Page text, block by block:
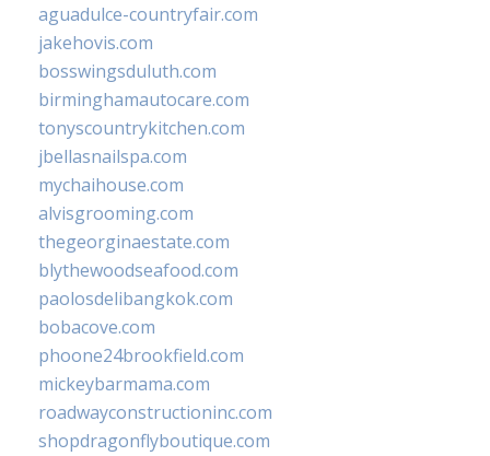
aguadulce-countryfair.com
jakehovis.com
bosswingsduluth.com
birminghamautocare.com
tonyscountrykitchen.com
jbellasnailspa.com
mychaihouse.com
alvisgrooming.com
thegeorginaestate.com
blythewoodseafood.com
paolosdelibangkok.com
bobacove.com
phoone24brookfield.com
mickeybarmama.com
roadwayconstructioninc.com
shopdragonflyboutique.com